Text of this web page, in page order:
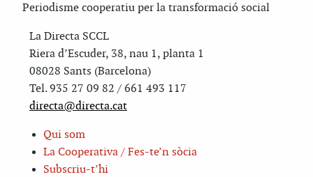
Periodisme cooperatiu per la transformació social
La Directa SCCL
Riera d’Escuder, 38, nau 1, planta 1
08028 Sants (Barcelona)
Tel. 935 27 09 82 / 661 493 117
directa@directa.cat
Qui som
La Cooperativa / Fes-te’n sòcia
Subscriu-t’hi